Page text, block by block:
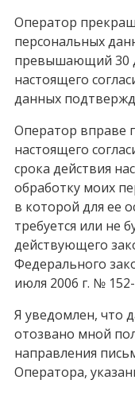
Оператор
персональных
превышающий 30
настоящего
данных
Оператор вправе
настоящего
срока действия
обработку моих
в которой для ее
требуется или не
действующего
Федерального
июля 2006 г. №
Я уведомлен, что
отозвано мной
направления
Оператора,